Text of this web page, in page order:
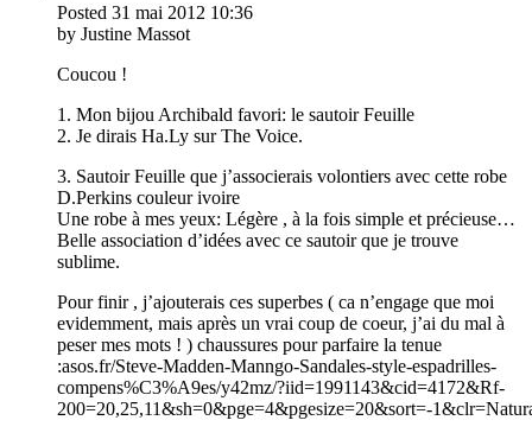
Posted 31 mai 2012 10:36
by Justine Massot
Coucou !
1. Mon bijou Archibald favori: le sautoir Feuille
2. Je dirais Ha.Ly sur The Voice.
3. Sautoir Feuille que j’associerais volontiers avec cette robe
D.Perkins couleur ivoire
Une robe à mes yeux: Légère , à la fois simple et précieuse…
Belle association d’idées avec ce sautoir que je trouve
sublime.
Pour finir , j’ajouterais ces superbes ( ca n’engage que moi
evidemment, mais après un vrai coup de coeur, j’ai du mal à
peser mes mots ! ) chaussures pour parfaire la tenue
:asos.fr/Steve-Madden-Manngo-Sandales-style-espadrilles-
compens%C3%A9es/y42mz/?iid=1991143&cid=4172&Rf-
200=20,25,11&sh=0&pge=4&pgesize=20&sort=-